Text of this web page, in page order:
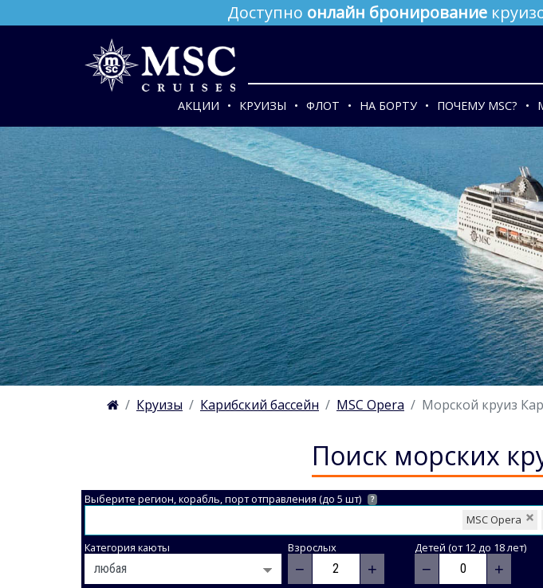
Доступно онлайн бронирование
АКЦИИ КРУИЗЫ ФЛОТ НА БОРТУ ПОЧЕМУ MSC?
Круизы Карибский бассейн MSC Opera Морской круиз
Поиск морских
Выберите регион, корабль, порт отправления (до 5 шт) ?
MSC Opera
Категория каюты Взрослых
− +
Детей (от 12 до 18 лет)
− +